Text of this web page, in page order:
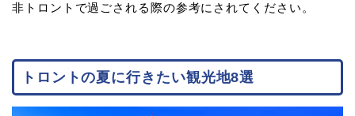
非トロントで過ごされる際の参考にされてください。
トロントの夏に行きたい観光地8選